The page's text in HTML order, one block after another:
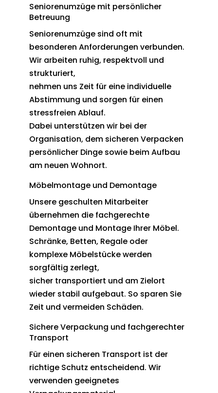
Seniorenumzüge mit persönlicher
Betreuung
Seniorenumzüge sind oft mit
besonderen Anforderungen verbunden.
Wir arbeiten ruhig, respektvoll und
strukturiert,
nehmen uns Zeit für eine individuelle
Abstimmung und sorgen für einen
stressfreien Ablauf.
Dabei unterstützen wir bei der
Organisation, dem sicheren Verpacken
persönlicher Dinge sowie beim Aufbau
am neuen Wohnort.
Möbelmontage und Demontage
Unsere geschulten Mitarbeiter
übernehmen die fachgerechte
Demontage und Montage Ihrer Möbel.
Schränke, Betten, Regale oder
komplexe Möbelstücke werden
sorgfältig zerlegt,
sicher transportiert und am Zielort
wieder stabil aufgebaut. So sparen Sie
Zeit und vermeiden Schäden.
Sichere Verpackung und fachgerechter
Transport
Für einen sicheren Transport ist der
richtige Schutz entscheidend. Wir
verwenden geeignetes